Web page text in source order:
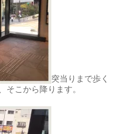
突当りまで歩く
そこから降ります。